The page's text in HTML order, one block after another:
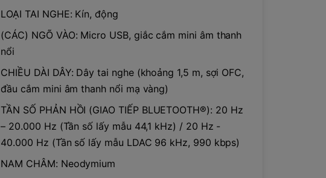
LOẠI TAI NGHE: Kín, động
(CÁC) NGÕ VÀO: Micro USB, giắc cắm mini âm thanh
nổi
CHIỀU DÀI DÂY: Dây tai nghe (khoảng 1,5 m, sợi OFC,
đầu cắm mini âm thanh nổi mạ vàng)
TẦN SỐ PHẢN HỒI (GIAO TIẾP BLUETOOTH®): 20 Hz
– 20.000 Hz (Tần số lấy mẫu 44,1 kHz) / 20 Hz -
40.000 Hz (Tần số lấy mẫu LDAC 96 kHz, 990 kbps)
NAM CHÂM: Neodymium